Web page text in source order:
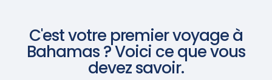
C'est votre premier voyage à
Bahamas? Voici ce que vous
devez savoir.